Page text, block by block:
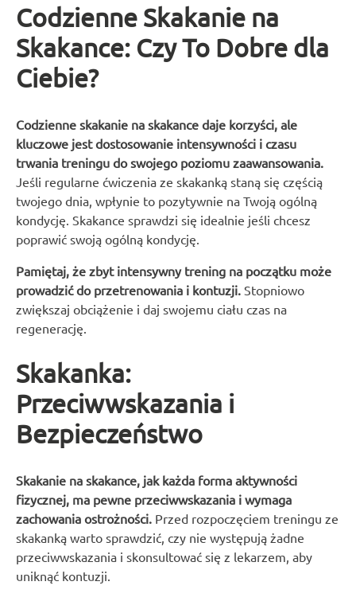
Codzienne Skakanie na
Skakance: Czy To Dobre dla
Ciebie?
Codzienne skakanie na skakance daje korzyści, ale
kluczowe jest dostosowanie intensywności i czasu
trwania treningu do swojego poziomu zaawansowania.
Jeśli regularne ćwiczenia ze skakanką staną się częścią
twojego dnia, wpłynie to pozytywnie na Twoją ogólną
kondycję. Skakance sprawdzi się idealnie jeśli chcesz
poprawić swoją ogólną kondycję.
Pamiętaj, że zbyt intensywny trening na początku może
prowadzić do przetrenowania i kontuzji. Stopniowo
zwiększaj obciążenie i daj swojemu ciału czas na
regenerację.
Skakanka:
Przeciwwskazania i
Bezpieczeństwo
Skakanie na skakance, jak każda forma aktywności
fizycznej, ma pewne przeciwwskazania i wymaga
zachowania ostrożności. Przed rozpoczęciem treningu ze
skakanką warto sprawdzić, czy nie występują żadne
przeciwwskazania i skonsultować się z lekarzem, aby
uniknąć kontuzji.